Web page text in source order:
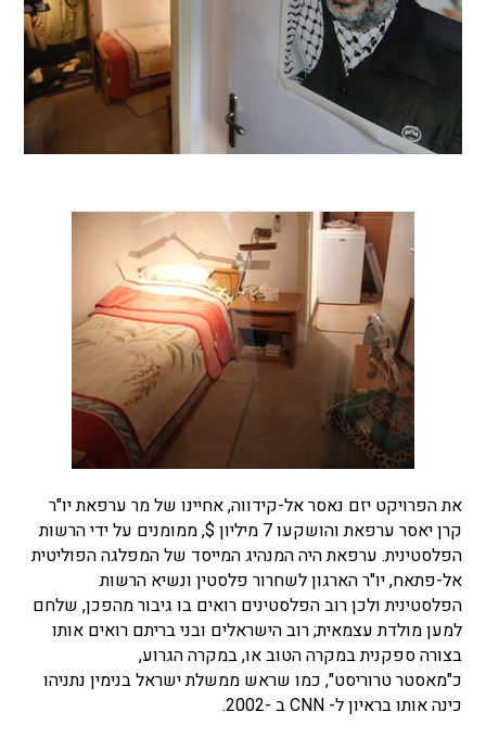
את הפרויקט יזם נאסר אל-קידווה, אחיינו של מר ערפאת יו"ר
קרן יאסר ערפאת והושקעו 7 מיליון $, ממומנים על ידי הרשות
הפלסטינית. ערפאת היה המנהיג המייסד של המפלגה הפוליטית
אל-פתאח, יו"ר הארגון לשחרור פלסטין ונשיא הרשות
הפלסטינית ולכן רוב הפלסטינים רואים בו גיבור מהפכן, שלחם
למען מולדת עצמאית; רוב הישראלים ובני בריתם רואים אותו
בצורה ספקנית במקרה הטוב או, במקרה הגרוע,
כ"מאסטר טרוריסט", כמו שראש ממשלת ישראל בנימין נתניהו
כינה אותו בראיון ל- CNN ב -2002.